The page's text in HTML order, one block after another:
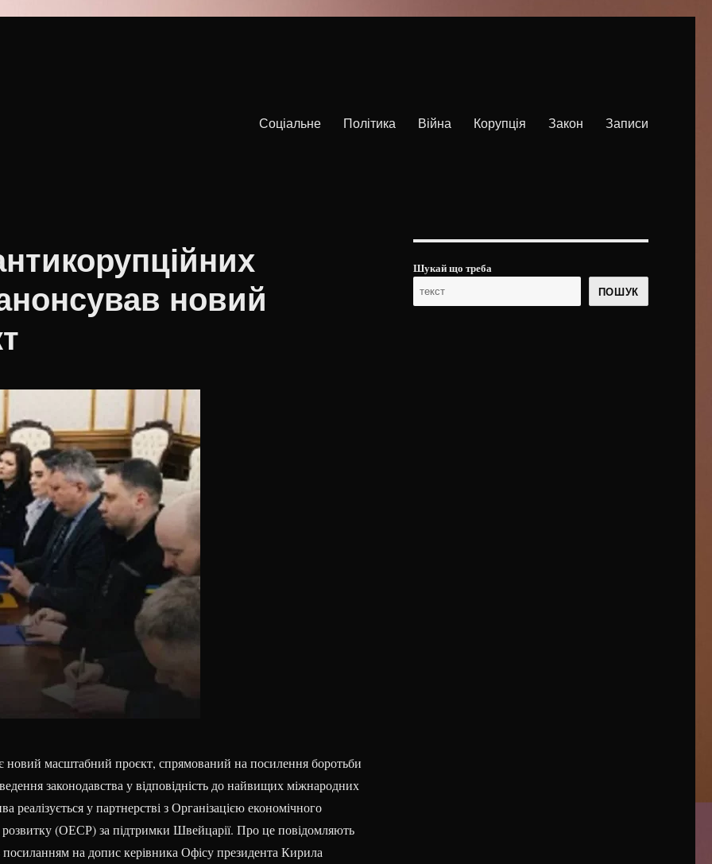
Соціальне Політика Війна Корупція Закон Записи
новий
новий масштабний проєкт, спрямований на посилення боротьби
законодавства у відповідність до найвищих міжнародних
реалізується у партнерстві з Організацією економічного
розвитку (ОЕСР) за підтримки Швейцарії. Про це повідомляють
посиланням на допис керівника Офісу президента Кирила
Шукай що треба
ПОШУК